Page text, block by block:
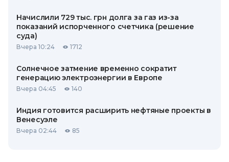
Начислили 729 тыс. грн долга за газ из-за
показаний испорченного счетчика (решение
суда)
Вчера 10:24 1712
Солнечное затмение временно сократит
генерацию электроэнергии в Европе
Вчера 04:45 140
Индия готовится расширить нефтяные проекты в
Венесуэле
Вчера 02:44 85